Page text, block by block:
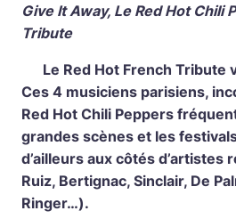
Give It Away, Le Red Hot Chili
Tribute
Le Red Hot French Tribute
Ces 4 musiciens parisiens,
Red Hot Chili Peppers
grandes scènes et les
d’ailleurs aux côtés d’artistes
Ruiz, Bertignac, Sinclair, De
Ringer…).